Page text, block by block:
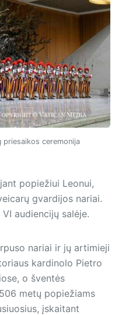
priesaikos ceremonija
popiežiui Leonui,
gvardijos nariai.
audiencijų salėje.
nariai ir jų artimieji
kardinolo Pietro
o šventės
metų popiežiams
įskaitant